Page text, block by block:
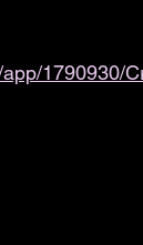
1790930/